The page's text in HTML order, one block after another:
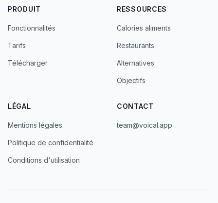
PRODUIT
Fonctionnalités
Tarifs
Télécharger
RESSOURCES
Calories aliments
Restaurants
Alternatives
Objectifs
LÉGAL
Mentions légales
Politique de confidentialité
Conditions d'utilisation
CONTACT
team@voical.app